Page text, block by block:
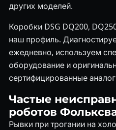
других моделей.
Коробки DSG DQ200,
наш профиль.
ежедневно, используем
оборудование и
сертифицированные
Частые
роботов
Рывки при трогании на